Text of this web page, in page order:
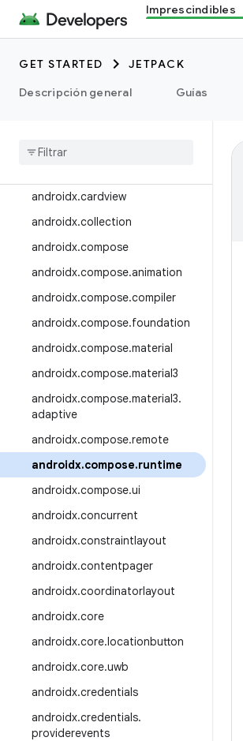
Imprescindibles
GET STARTED
JETPACK
Descripción general
Guías
androidx.camera
ationquery
androidx.camera.media3
androidx
androidx.cardview
androidx.collection
androidx.compose
androidx.compose.animation
androidx.compose.compiler
androidx.compose.foundation
androidx.compose.material
androidx.compose.material3
androidx.compose.material3.
adaptive
androidx.compose.remote
androidx.compose.runtime
androidx.compose.ui
androidx.concurrent
androidx.constraintlayout
androidx.contentpager
androidx.coordinatorlayout
androidx.core
androidx.core.locationbutton
androidx.core.uwb
androidx.credentials
androidx.credentials.
providerevents